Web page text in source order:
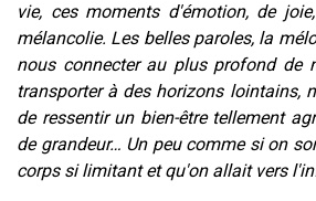
vie, ces moments d'émotion, de
mélancolie. Les belles paroles, la
nous connecter au plus profond de
transporter à des horizons lointains,
de ressentir un bien-être tellement
de grandeur… Un peu comme si on
corps si limitant et qu'on allait vers